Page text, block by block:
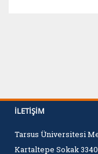
İLETIŞIM
Tarsus Üniversitesi
Kartaltepe Sokak